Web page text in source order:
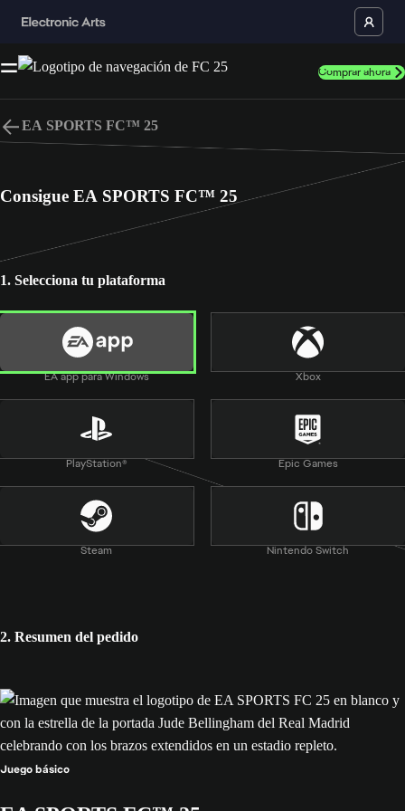
Comprar ahora
EA SPORTS FC™ 25
Consigue EA SPORTS FC™ 25
1. Selecciona tu plataforma
EA app para Windows Xbox
PlayStation® Epic Games
Steam Nintendo Switch
2. Resumen del pedido
Juego básico
Volver arriba
Compras dentro del juego (Incluye artículos aleatorios)
Inicio
Noticias
EA app para Windows
EA app para Mac
Deportes Juegos
*Se aplican condiciones y limitaciones. Consulta
para obtener más información.
**Sujeto a condiciones y limitaciones. Consulta
https://www.ea.com/es/games/ea-sports-fc/fc-25/news/fc-25-
dual-entitlementpara obtener más información.
Responsabilidad social corporativa
Actualizaciones del servicio online